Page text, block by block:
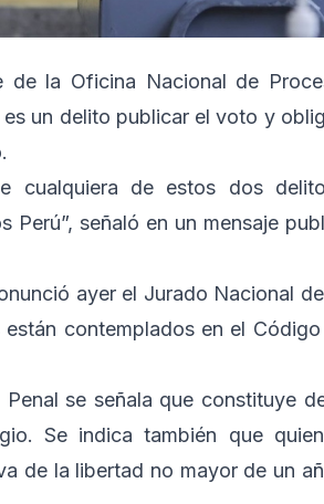
de la Oficina Nacional de
un delito publicar el voto y
cualquiera de estos dos
Perú”, señaló en un mensaje
ayer el Jurado Nacional
contemplados en el
se señala que constituye
Se indica también que
de la libertad no mayor de un